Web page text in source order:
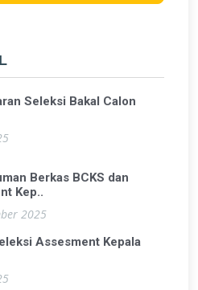
Seleksi Bakal Calon
Berkas BCKS dan
Kep..
2025
Assesment Kepala